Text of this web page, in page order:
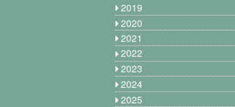
2019
2020
2021
2022
2023
2024
2025